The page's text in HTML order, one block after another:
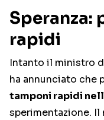
Speranza:
rapidi
Intanto il ministro
ha annunciato che
tamponi rapidi
sperimentazione.